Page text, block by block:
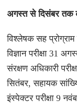
अगस्त से दिसंबर तक
विश्लेषक सह प्रोग्राम
विज्ञान परीक्षा 31
संरक्षण अधिकारी
सितंबर, सहायक
इंस्पेक्टर परीक्षा 9